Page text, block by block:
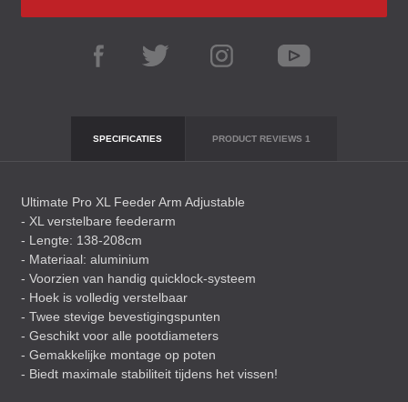
SPECIFICATIES PRODUCT REVIEWS 1
Ultimate Pro XL Feeder Arm Adjustable
- XL verstelbare feederarm
- Lengte: 138-208cm
- Materiaal: aluminium
- Voorzien van handig quicklock-systeem
- Hoek is volledig verstelbaar
- Twee stevige bevestigingspunten
- Geschikt voor alle pootdiameters
- Gemakkelijke montage op poten
- Biedt maximale stabiliteit tijdens het vissen!